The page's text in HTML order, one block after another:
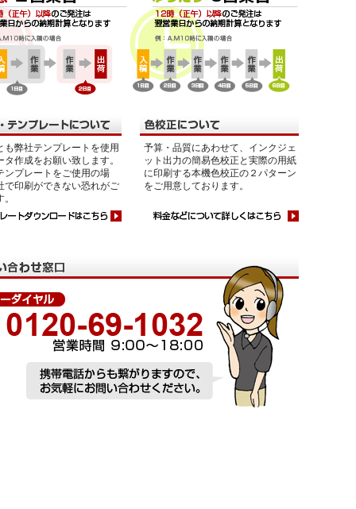
も弊社テンプレートを使用
タ作成をお願い致します。
ンプレートをご使用の場
で印刷ができない恐れがご
予算・品質にあわせて、インクジェ
ット出力の簡易色校正と実際の用紙
に印刷する本機色校正の２パターン
をご用意しております。